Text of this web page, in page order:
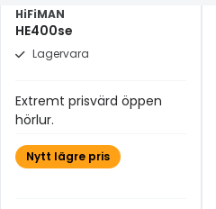
HiFiMAN
HE400se
Lagervara
Extremt prisvärd öppen
hörlur.
Nytt lägre pris